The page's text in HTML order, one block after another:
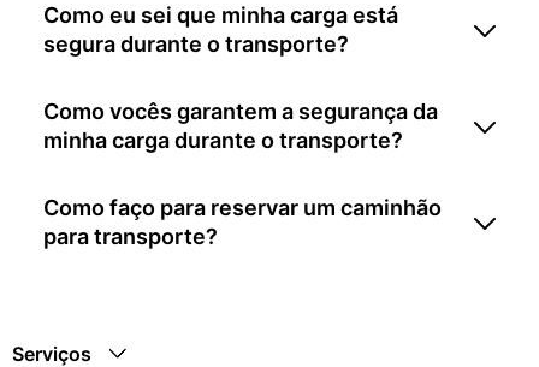
Como eu sei que minha carga está
segura durante o transporte?
Como vocês garantem a segurança da
minha carga durante o transporte?
Como faço para reservar um caminhão
para transporte?
Serviços